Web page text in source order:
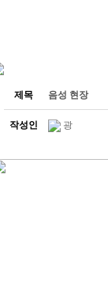
제목 음성 현장
작성인 광